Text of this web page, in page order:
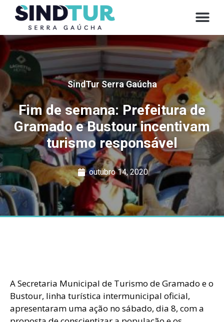
SindTur Serra Gaúcha
Fim de semana: Prefeitura de
Gramado e Bustour incentivam
turismo responsável
outubro 14, 2020
A Secretaria Municipal de Turismo de Gramado e o
Bustour, linha turística intermunicipal oficial,
apresentaram uma ação no sábado, dia 8, com a